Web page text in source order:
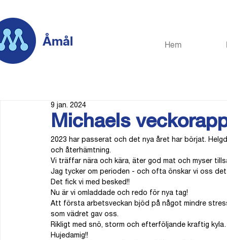
Åmål Hem
Michaels
9 jan. 2024
2023 har passerat och det nya året har börjat.
och återhämtning.
Vi träffar nära och kära, äter god mat och myser
Jag tycker om perioden - och ofta önskar vi oss det
Det fick vi med besked!!
Nu är vi omladdade och redo för nya tag!
Att första arbetsveckan bjöd på något mindre
som vädret gav oss.
Rikligt med snö, storm och efterföljande kraftig
Hujedamig!!